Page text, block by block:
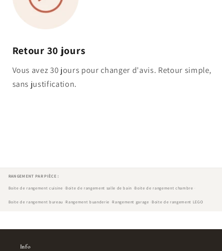
Retour 30 jours
Vous avez 30 jours pour changer d'avis. Retour simple,
sans justification.
RANGEMENT PAR PIÈCE :
Boite de rangement cuisine Boite de rangement salle de bain Boite de rangement chambre
Boite de rangement bureau Rangement buanderie Rangement garage Boite de rangement LEGO
Info